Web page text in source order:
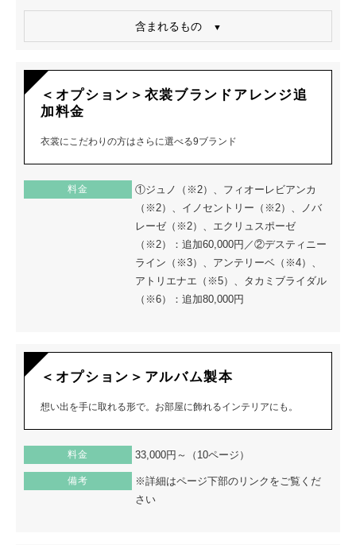
含まれるもの
＜オプション＞衣裳ブランドアレンジ追
加料金
衣裳にこだわりの方はさらに選べる9ブランド
料金
①ジュノ（※2）、フィオーレビアンカ
（※2）、イノセントリー（※2）、ノバ
レーゼ（※2）、エクリュスポーゼ
（※2）：追加60,000円／②デスティニー
ライン（※3）、アンテリーベ（※4）、
アトリエナエ（※5）、タカミブライダル
（※6）：追加80,000円
＜オプション＞アルバム製本
想い出を手に取れる形で。お部屋に飾れるインテリアにも。
料金 33,000円～（10ページ）
備考
※詳細はページ下部のリンクをご覧くだ
さい